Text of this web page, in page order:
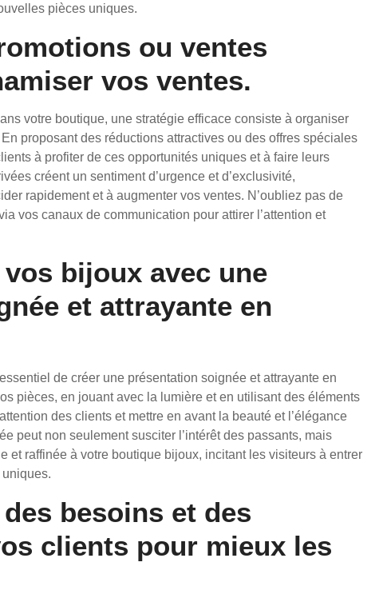
pièces uniques.
ou ventes
vos ventes.
votre boutique, une stratégie efficace consiste à organiser
proposant des réductions attractives ou des offres spéciales
à profiter de ces opportunités uniques et à faire leurs
créent un sentiment d’urgence et d’exclusivité,
rapidement et à augmenter vos ventes. N’oubliez pas de
vos canaux de communication pour attirer l’attention et
bijoux avec une
et attrayante en
de créer une présentation soignée et attrayante en
pièces, en jouant avec la lumière et en utilisant des éléments
des clients et mettre en avant la beauté et l’élégance
peut non seulement susciter l’intérêt des passants, mais
et raffinée à votre boutique bijoux, incitant les visiteurs à entrer
besoins et des
clients pour mieux les